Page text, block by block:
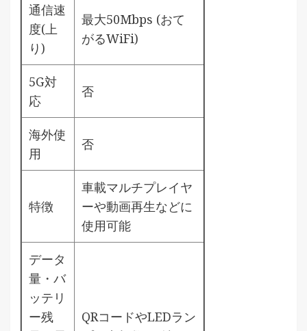
通信速
度(上
り)
最大50Mbps (おて
がるWiFi)
5G対
応
否
海外使
用
否
特徴
車載マルチプレイヤ
ーや動画再生などに
使用可能
データ
量・バ
ッテリ
ー残
QRコードやLEDラン